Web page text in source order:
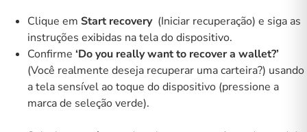
Clique em Start recovery(Iniciar recuperação) e siga as
instruções exibidas na tela do dispositivo.
Confirme ‘Do you really want to recover a wallet?’
(Você realmente deseja recuperar uma carteira?) usando
a tela sensível ao toque do dispositivo (pressione a
marca de seleção verde).